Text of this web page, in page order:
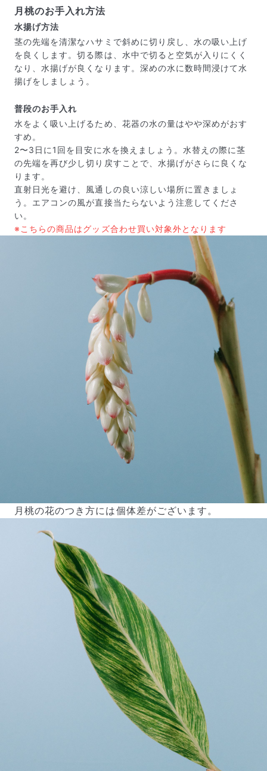
届いたお花に元気がなかったら？
もし届いたお花に「枯れている」「折れている」などの
不備があった場合は、些細なことでもお気軽にサポート
までご連絡ください。ご返金にて補償いたします。
写真と同じものが届く？
商品ページに掲載している写真は、実際にお届けする商
品を撮影したものです。お花は生き物なので、どうして
も色味やサイズ・咲き方に個体差はありますが、できる
だけ写真のイメージに近いものをお届けできるように人
の目でチェックをしています。
よくある質問
Q. 毎月自動でお花が届くサービスですか？
いいえ、毎月自動でお届けするサービスではありません。好
きな時に好きな花をご注文いただけます。
Q. 配送できないエリアはありますか？
ただいま沖縄・離島エリアへの配送には対応しておりませ
Q. 配送日時は指定できますか？
お花をベストなタイミングで発送しているため、お届け日の
指定はできません。受け取り時間帯は、発送後にクロネコヤ
ご注文後一定時間内であればキャンセル可能です。
月桃のお手入れ方法
水揚げ方法
茎の先端を清潔なハサミで斜めに切り戻し、水の吸い上げ
を良くします。切る際は、水中で切ると空気が入りにくく
なり、水揚げが良くなります。深めの水に数時間浸けて水
揚げをしましょう。
普段のお手入れ
水をよく吸い上げるため、花器の水の量はやや深めがおす
すめ。
2〜3日に1回を目安に水を換えましょう。水替えの際に茎
の先端を再び少し切り戻すことで、水揚げがさらに良くな
ります。
直射日光を避け、風通しの良い涼しい場所に置きましょ
う。エアコンの風が直接当たらないよう注意してくださ
い。
※こちらの商品はグッズ合わせ買い対象外となります
月桃の花のつき方には個体差がございます。